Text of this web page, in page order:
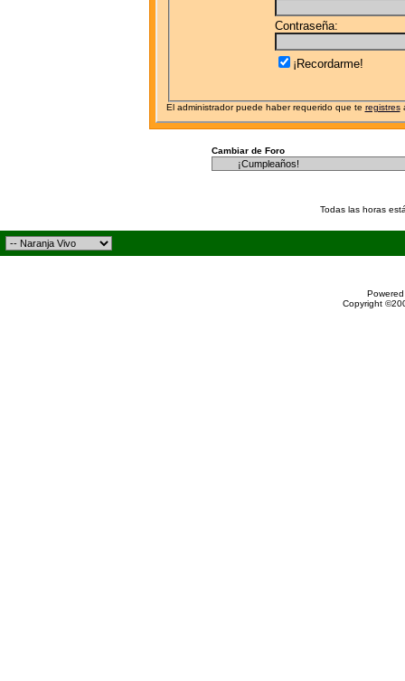
Contraseña:
¡Recordarme!
El administrador puede haber requerido que te registres
Cambiar de Foro
Todas las horas
Copyright